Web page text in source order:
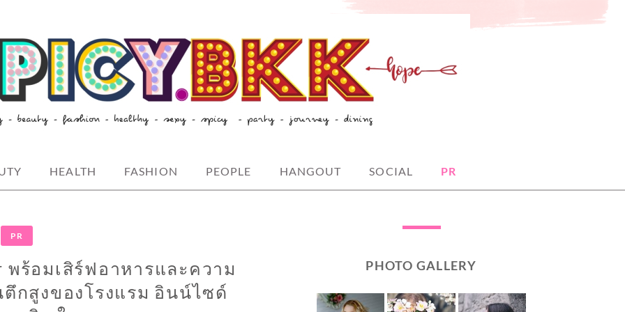
HEALTH FASHION PEOPLE HANGOUT SOCIAL PR
PR
พร้อมเสิร์ฟอาหารและความ
กสูงของโรงแรม อินน์ไซด์
PHOTO GALLERY